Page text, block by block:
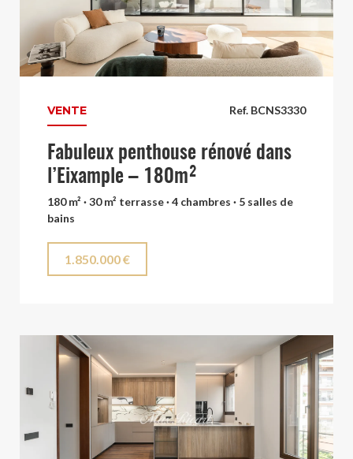
Ref. BCNS3330
VENTE
Fabuleux penthouse rénové dans
l’Eixample – 180m²
180 m² · 30 m² terrasse · 4 chambres · 5 salles de
bains
1.850.000 €